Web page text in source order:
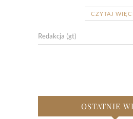
CZYTAJ
Redakcja (gt)
OSTATNIE